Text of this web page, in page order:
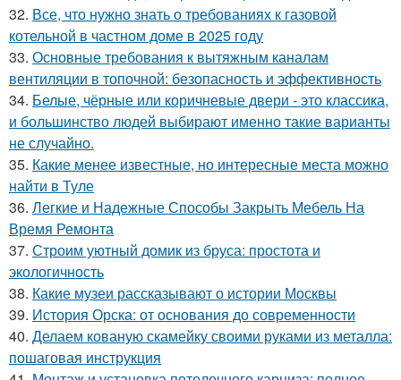
32. Все, что нужно знать о требованиях к газовой
котельной в частном доме в 2025 году
33. Основные требования к вытяжным каналам
вентиляции в топочной: безопасность и эффективность
34. Белые, чёрные или коричневые двери - это классика,
и большинство людей выбирают именно такие варианты
не случайно.
35. Какие менее известные, но интересные места можно
найти в Туле
36. Легкие и Надежные Способы Закрыть Мебель На
Время Ремонта
37. Строим уютный домик из бруса: простота и
экологичность
38. Какие музеи рассказывают о истории Москвы
39. История Орска: от основания до современности
40. Делаем кованую скамейку своими руками из металла:
пошаговая инструкция